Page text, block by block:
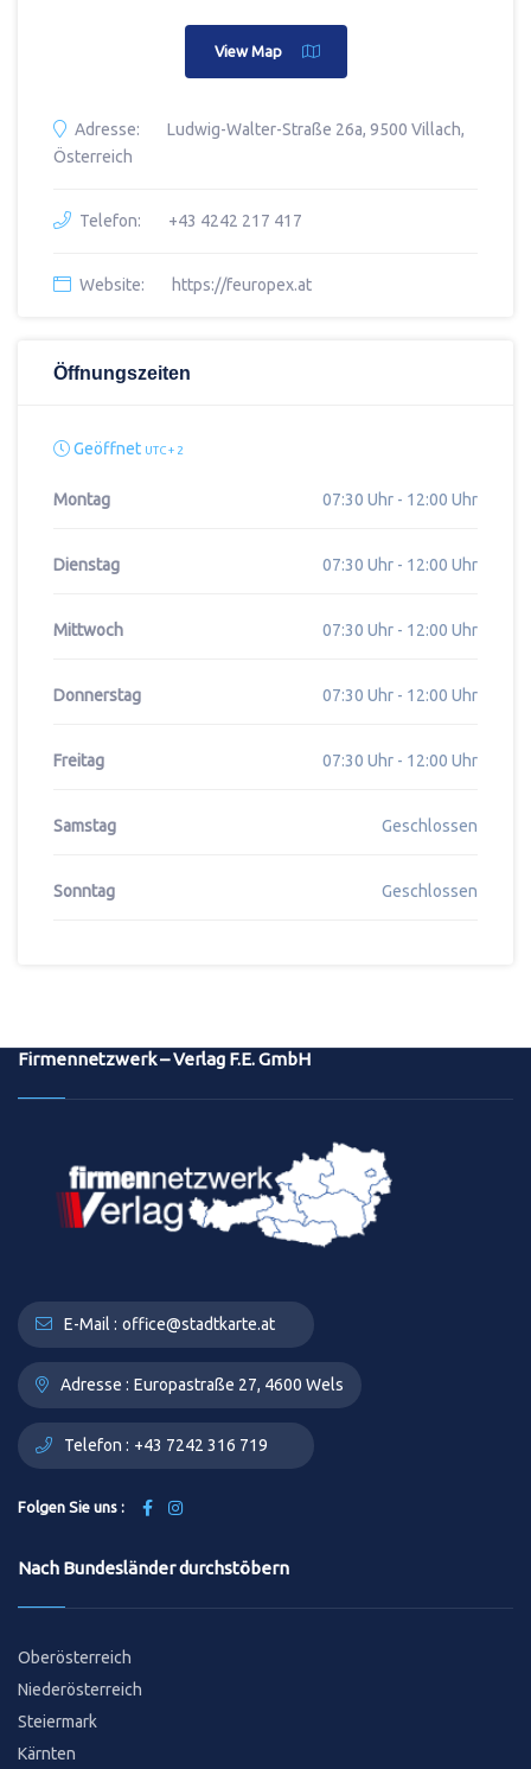
View Map
Adresse:
Ludwig-Walter-Straße 26a, 9500 Villach,
Österreich
Telefon: +43 4242 217 417
Website: https://feuropex.at
Öffnungszeiten
Geöffnet UTC + 2
Montag 07:30 Uhr - 12:00 Uhr
Dienstag 07:30 Uhr - 12:00 Uhr
Mittwoch 07:30 Uhr - 12:00 Uhr
Donnerstag 07:30 Uhr - 12:00 Uhr
Freitag 07:30 Uhr - 12:00 Uhr
Samstag Geschlossen
Sonntag Geschlossen
Firmennetzwerk – Verlag F.E. GmbH
E-Mail : office@stadtkarte.at
Adresse : Europastraße 27, 4600 Wels
Telefon : +43 7242 316 719
Folgen Sie uns :
Nach Bundesländer durchstöbern
Oberösterreich
Niederösterreich
Steiermark
Kärnten